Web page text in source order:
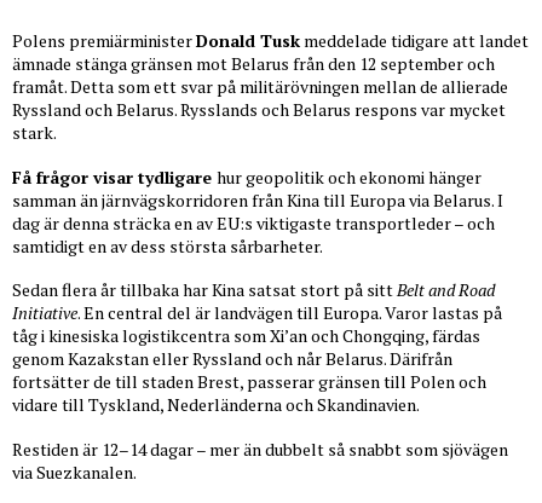
Polens premiärministerDonald Tusk meddelade tidigare att landet
ämnade stänga gränsen mot Belarus från den 12 september och
framåt. Detta som ett svar på militärövningen mellan de allierade
Ryssland och Belarus. Rysslands och Belarus respons var mycket
stark.
Få frågor visar tydligare hur geopolitik och ekonomi hänger
samman än järnvägskorridoren från Kina till Europa via Belarus. I
dag är denna sträcka en av EU:s viktigaste transportleder – och
samtidigt en av dess största sårbarheter.
Sedan flera år tillbaka har Kina satsat stort på sittBelt and Road
Initiative. En central del är landvägen till Europa. Varor lastas på
tåg i kinesiska logistikcentra som Xi’an och Chongqing, färdas
genom Kazakstan eller Ryssland och når Belarus. Därifrån
fortsätter de till staden Brest, passerar gränsen till Polen och
vidare till Tyskland, Nederländerna och Skandinavien.
Restiden är 12–14 dagar – mer än dubbelt så snabbt som sjövägen
via Suezkanalen.